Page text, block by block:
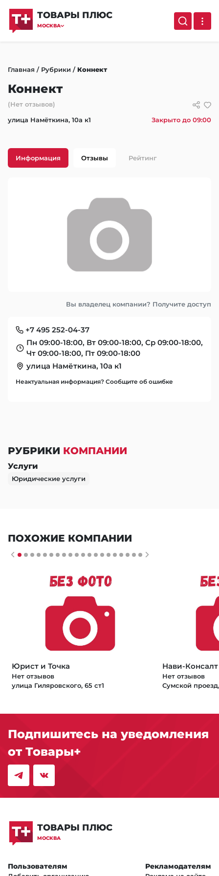
ТОВАРЫ ПЛЮС
МОСКВА
Главная / Рубрики / Коннект
Коннект
(Нет отзывов)
улица Намёткина, 10а к1
Закрыто до 09:00
Информация Отзывы Рейтинг
Вы владелец компании? Получите доступ
+7 495 252-04-37
Пн 09:00-18:00, Вт 09:00-18:00, Ср 09:00-18:00,
Чт 09:00-18:00, Пт 09:00-18:00
улица Намёткина, 10а к1
Неактуальная информация? Сообщите об ошибке
РУБРИКИ КОМПАНИИ
Услуги
Юридические услуги
ПОХОЖИЕ КОМПАНИИ
Юрист и Точка
Нет отзывов
улица Гиляровского, 65 ст1
Нави-Консалт
Нет отзывов
Сумской
Подпишитесь на уведомления
от Товары+
ТОВАРЫ ПЛЮС
МОСКВА
Пользователям Рекламодателям